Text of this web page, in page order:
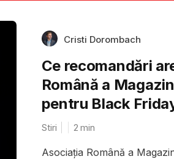
Cristi Dorombach
Ce recomandări
Română a
pentru Black
Stiri 2 min
Asociația Română a